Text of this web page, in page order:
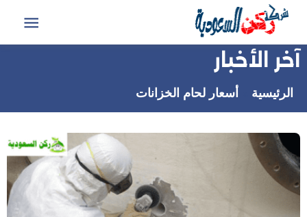
التجاوز
المحتوى
آخر الأخبار
الرئيسية أسعار لحام الخزانات